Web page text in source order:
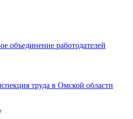
объединение работодателей
труда в Омской области